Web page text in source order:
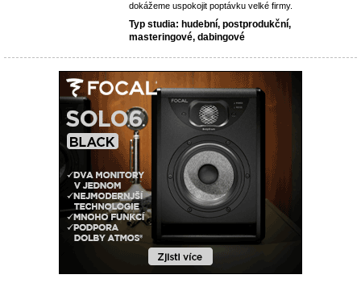
dokážeme uspokojit poptávku velké firmy.
Typ studia: hudební, postprodukční,
masteringové, dabingové